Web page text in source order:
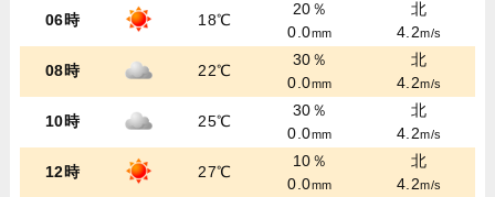
06時 18℃
20％
0.0mm
北
4.2m/s
08時 22℃
30％
0.0mm
北
4.2m/s
10時 25℃
30％
0.0mm
北
4.2m/s
12時 27℃
10％
0.0mm
北
4.2m/s